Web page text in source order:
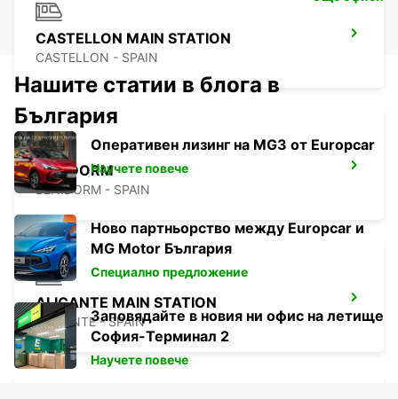
CASTELLON MAIN STATION
CASTELLON - SPAIN
BENIDORM
BENIDORM - SPAIN
ALICANTE MAIN STATION
ALICANTE - SPAIN
Нашите статии в блога в
България
Оперативен лизинг на MG3 от Europcar
Научете повече
Ново партньорство между Europcar и
MG Motor България
Специално предложение
Заповядайте в новия ни офис на летище
София-Терминал 2
Научете повече